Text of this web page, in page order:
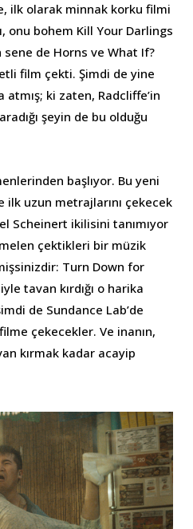
ilk olarak minnak korku filmi
onu bohem Kill Your Darlings
de Horns ve What If?
film çekti. Şimdi de yine
ki zaten, Radcliffe’in
şeyin de bu olduğu
başlıyor. Bu yeni
ilk uzun metrajlarını çekecek
Scheinert ikilisini tanımıyor
çektikleri bir müzik
Turn Down for
tavan kırdığı o harika
de Sundance Lab’de
çekecekler. Ve inanın,
kırmak kadar acayip